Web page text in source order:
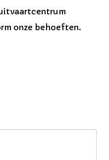
onze behoeften.